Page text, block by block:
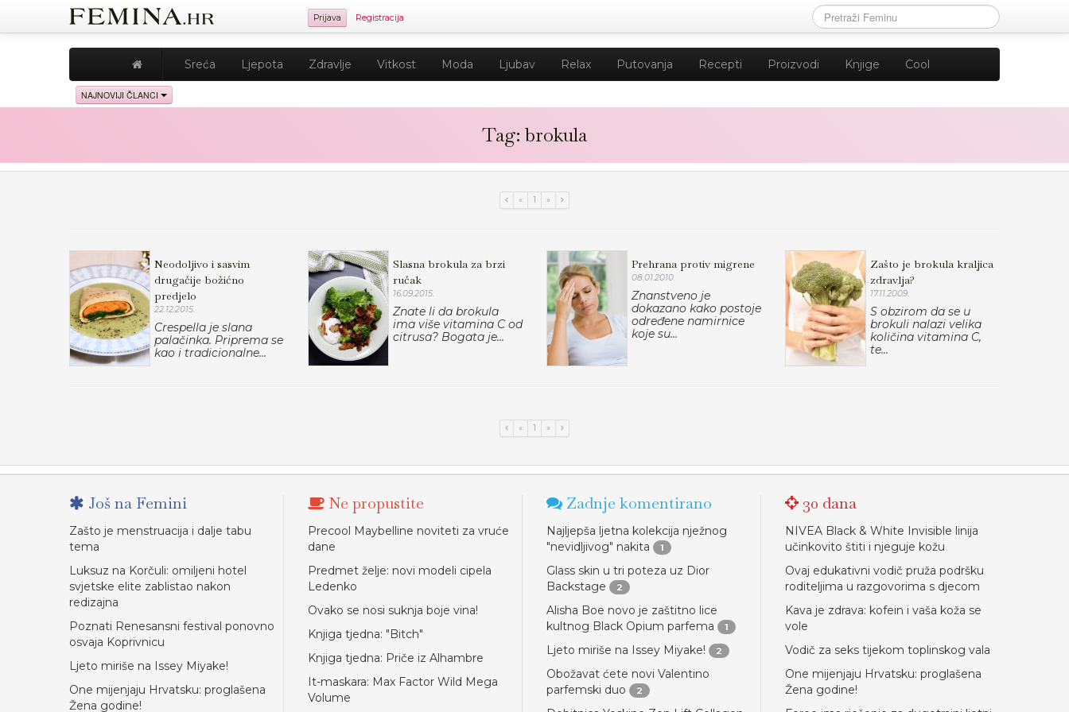
Prijava Registracija
Sreća Ljepota Zdravlje Vitkost Moda Ljubav Relax Putovanja Recepti Proizvodi Knjige Cool
NAJNOVIJI ČLANCI
Tag: brokula
« 1 »
Neodoljivo i sasvim
drugačije božićno
predjelo
22.12.2015.
Crespella je slana
palačinka. Priprema se
kao i tradicionalne...
Slasna brokula za brzi
ručak
16.09.2015.
Znate li da brokula
ima više vitamina C od
citrusa? Bogata je...
Prehrana protiv migrene
08.01.2010.
Znanstveno je
dokazano kako postoje
određene namirnice
koje su...
Zašto je brokula kraljica
zdravlja?
17.11.2009.
S obzirom da se u
brokuli nalazi velika
količina vitamina C,
te...
« 1 »
Još na Femini
Zašto je menstruacija i dalje tabu
tema
Luksuz na Korčuli: omiljeni hotel
svjetske elite zablistao nakon
redizajna
Poznati Renesansni festival ponovno
osvaja Koprivnicu
Ljeto miriše na Issey Miyake!
One mijenjaju Hrvatsku: proglašena
Žena godine!
Ne propustite
Precool Maybelline noviteti za vruće
dane
Predmet želje: novi modeli cipela
Ledenko
Ovako se nosi suknja boje vina!
Knjiga tjedna: "Bitch"
Knjiga tjedna: Priče iz Alhambre
It-maskara: Max Factor Wild Mega
Volume
Zadnje komentirano
Najljepša ljetna kolekcija nježnog
"nevidljivog" nakita
1
Glass skin u tri poteza uz Dior
Backstage
2
Alisha Boe novo je zaštitno lice
kultnog Black Opium parfema
1
Ljeto miriše na Issey Miyake! 2
Obožavat ćete novi Valentino
parfemski duo
2
30 dana
NIVEA Black & White Invisible linija
učinkovito štiti i njeguje kožu
Ovaj edukativni vodič pruža podršku
roditeljima u razgovorima s djecom
Kava je zdrava: kofein i vaša koža se
vole
Vodič za seks tijekom toplinskog vala
One mijenjaju Hrvatsku: proglašena
Žena godine!